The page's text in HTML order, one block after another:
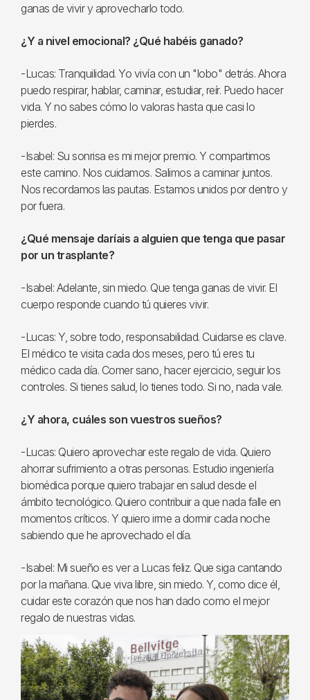
ganas de vivir y aprovecharlo todo.
¿Y a nivel emocional? ¿Qué habéis ganado?
-Lucas: Tranquilidad. Yo vivía con un "lobo" detrás. Ahora
puedo respirar, hablar, caminar, estudiar, reír. Puedo hacer
vida. Y no sabes cómo lo valoras hasta que casi lo
pierdes.
-Isabel: Su sonrisa es mi mejor premio. Y compartimos
este camino. Nos cuidamos. Salimos a caminar juntos.
Nos recordamos las pautas. Estamos unidos por dentro y
por fuera.
¿Qué mensaje daríais a alguien que tenga que pasar
por un trasplante?
-Isabel: Adelante, sin miedo. Que tenga ganas de vivir. El
cuerpo responde cuando tú quieres vivir.
-Lucas: Y, sobre todo, responsabilidad. Cuidarse es clave.
El médico te visita cada dos meses, pero tú eres tu
médico cada día. Comer sano, hacer ejercicio, seguir los
controles. Si tienes salud, lo tienes todo. Si no, nada vale.
¿Y ahora, cuáles son vuestros sueños?
-Lucas: Quiero aprovechar este regalo de vida. Quiero
ahorrar sufrimiento a otras personas. Estudio ingeniería
biomédica porque quiero trabajar en salud desde el
ámbito tecnológico. Quiero contribuir a que nada falle en
momentos críticos. Y quiero irme a dormir cada noche
sabiendo que he aprovechado el día.
-Isabel: Mi sueño es ver a Lucas feliz. Que siga cantando
por la mañana. Que viva libre, sin miedo. Y, como dice él,
cuidar este corazón que nos han dado como el mejor
regalo de nuestras vidas.